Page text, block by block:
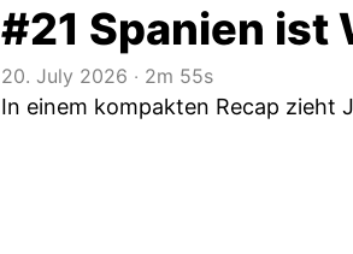
#21 Spanien ist
20. July 2026 ‧ 2m 55s
In einem kompakten Recap zieht